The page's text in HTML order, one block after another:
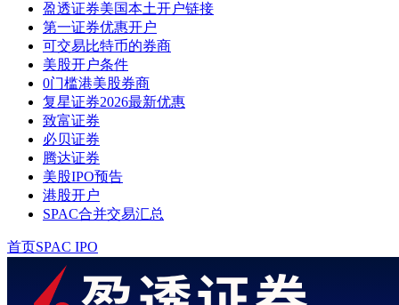
盈透证券美国本土开户链接
第一证券优惠开户
可交易比特币的券商
美股开户条件
0门槛港美股券商
复星证券2026最新优惠
致富证券
必贝证券
腾达证券
美股IPO预告
港股开户
SPAC合并交易汇总
首页SPAC IPO